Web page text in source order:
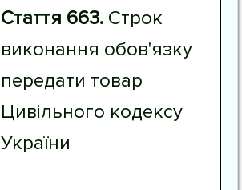
Стаття 663. Строк
виконання обов'язку
передати товар
Цивільного кодексу
України